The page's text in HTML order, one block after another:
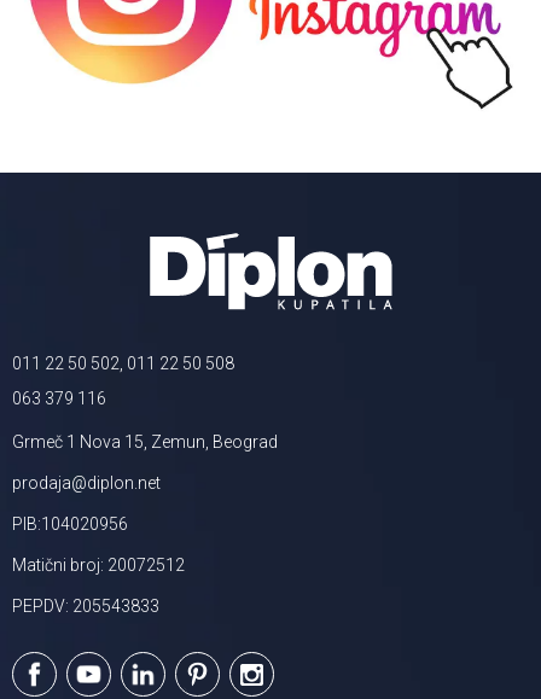
011 22 50 502, 011 22 50 508
063 379 116
Grmeč 1 Nova 15, Zemun, Beograd
prodaja@diplon.net
PIB:104020956
Matični broj: 20072512
PEPDV: 205543833